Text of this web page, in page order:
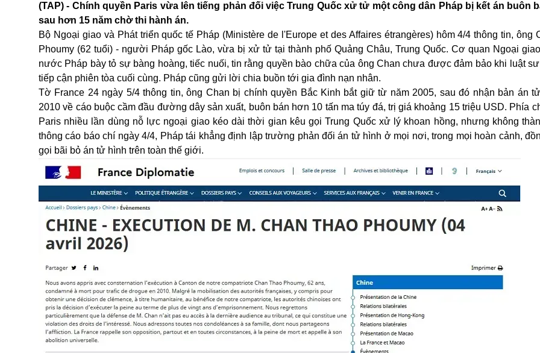
(TAP) - Chính quyền Paris vừa lên tiếng phản đối việc Trung Quốc xử tử một công dân Pháp bị kết án buôn
sau hơn 15 năm chờ thi hành án.
Bộ Ngoại giao và Phát triển quốc tế Pháp (Ministère de l'Europe et des Affaires étrangères) hôm 4/4 thông tin, ông
Phoumy (62 tuổi) - người Pháp gốc Lào, vừa bị xử tử tại thành phố Quảng Châu, Trung Quốc. Cơ quan Ngoại
nước Pháp bày tỏ sự bàng hoàng, tiếc nuối, tin rằng quyền bào chữa của ông Chan chưa được đảm bảo khi luật
tiếp cận phiên tòa cuối cùng. Pháp cũng gửi lời chia buồn tới gia đình nạn nhân.
Tờ France 24 ngày 5/4 thông tin, ông Chan bị chính quyền Bắc Kinh bắt giữ từ năm 2005, sau đó nhận bản án
2010 về cáo buộc cầm đầu đường dây sản xuất, buôn bán hơn 10 tấn ma túy đá, trị giá khoảng 15 triệu USD. Phía
Paris nhiều lần dùng nỗ lực ngoại giao kéo dài thời gian kêu gọiTrung Quốcxử lý khoan hồng, nhưng không
thông cáo báo chí ngày 4/4, Pháp tái khẳng định lập trường phản đối án tử hình ở mọi nơi, trong mọi hoàn cảnh,
gọi bãi bỏ án tử hình trên toàn thế giới.